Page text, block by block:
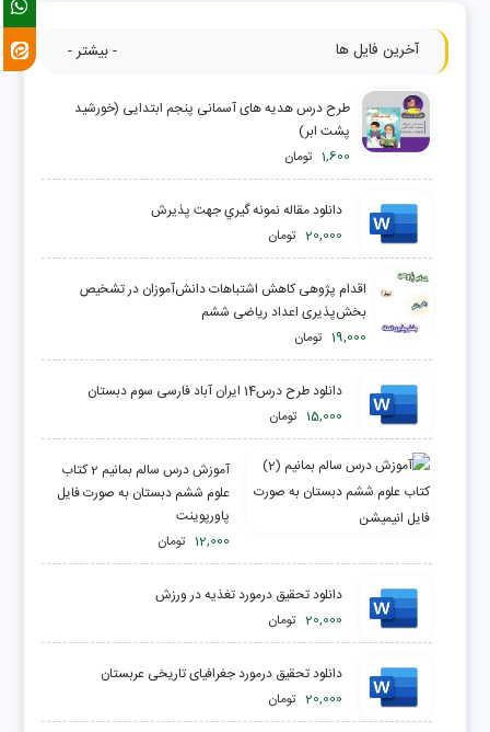
آخرین فایل ها - بیشتر -
طرح درس هدیه های آسمانی پنجم ابتدایی (خورشید
پشت ابر)
1,600 تومان
دانلود مقاله نمونه گيري جهت پذيرش
20,000 تومان
اقدام پژوهی کاهش اشتباهات دانش‌آموزان در تشخیص
بخش‌پذیری اعداد ریاضی ششم
19,000 تومان
دانلود طرح درس14 ایران آباد فارسی سوم دبستان
15,000 تومان
آموزش درس سالم بمانیم 2 کتاب
علوم ششم دبستان به صورت فایل
پاورپوینت
12,000 تومان
دانلود تحقیق درمورد تغذيه در ورزش
20,000 تومان
دانلود تحقیق درمورد جغرافیای تاریخی عربستان
20,000 تومان